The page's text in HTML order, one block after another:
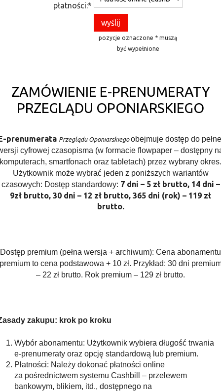
płatności:*
pozycje oznaczone * muszą
być wypełnione
ZAMÓWIENIE E-PRENUMERATY
PRZEGLĄDU OPONIARSKIEGO
prenumerata Przeglądu Oponiarskiegoobejmuje dostęp do
cyfrowej czasopisma (w formacie flowpaper – dostępny
komputerach, smartfonach oraz tabletach) przez wybrany okres.
Użytkownik może wybrać jeden z poniższych wariantów
czasowych: Dostęp standardowy: 7 dni – 5 zł brutto, 14 dni –
9zł brutto, 30 dni – 12 zł brutto, 365 dni (rok) – 119 zł
brutto.
Dostęp premium (pełna wersja + archiwum): Cena abonamentu
to cena podstawowa + 10 zł. Przykład: 30 dni
– 22 zł brutto. Rok premium – 129 zł brutto.
zakupu: krok po kroku
Wybór abonamentu: Użytkownik wybiera długość trwania
e-prenumeraty oraz opcję standardową lub premium.
Płatności: Należy dokonać płatności online
za pośrednictwem systemu Cashbill – przelewem
bankowym, blikiem, itd., dostępnego na